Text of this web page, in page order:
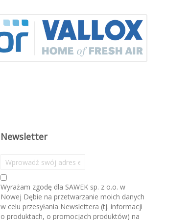
Newsletter
b
s
k
r
y
Wyrażam zgodę dla SAWEK sp. z o.o. w
Nowej Dębie na przetwarzanie moich danych
w celu przesyłania Newslettera (tj. informacji
o produktach, o promocjach produktów) na